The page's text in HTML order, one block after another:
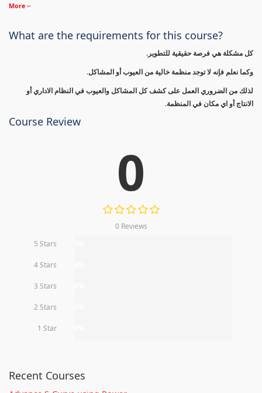
More
What are the requirements for this course?
كل مشكلة هي فرصة حقيقية للتطوير.
وكما نعلم فإنه لا توجد منظمة خالية من العيوب أو المشاكل.
لذلك من الضروري العمل على كشف كل المشاكل والعيوب في النظام الاداري أو
الانتاج أو اي مكان في المنظمة.
Course Review
0
0 Reviews
5 Stars
4 Stars
3 Stars
2 Stars
1 Star
Recent Courses